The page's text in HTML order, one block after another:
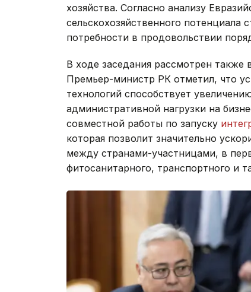
хозяйства. Согласно анализу
сельскохозяйственного потенциала
потребности в продовольствии
В ходе заседания рассмотрен также
Премьер-министр РК отметил, что
технологий способствует
административной нагрузки на
совместной работы по запуску
которая позволит значительно
между странами-участницами, в
фитосанитарного, транспортного и